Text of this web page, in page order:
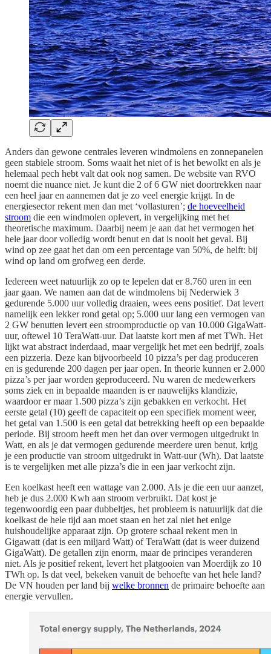
Anders dan gewone centrales leveren windmolens en zonnepanelen
geen stabiele stroom. Soms waait het niet of is het bewolkt en als je
helemaal pech hebt valt dat ook nog samen. De website van RVO
noemt die nuance niet. Je kunt die 2 of 6 GW niet doortrekken naar
een heel jaar en aannemen dat je zo veel energie krijgt. In de
energiesector rekent men dan met ‘vollasturen’; de hoeveelheid
stroom die een windmolen oplevert, in vergelijking met het
theoretische maximum. Daarbij neem je aan dat het vermogen het
hele jaar door volledig wordt benut en dat is nooit het geval. Bij
wind op zee gaat het dan om een percentage van 50%, de helft: bij
wind op land om grofweg een derde.
Iedereen weet natuurlijk zo op te lepelen dat er 8.760 uren in een
jaar gaan. We namen aan dat de windmolens bij Nederwiek 3
gedurende 5.000 uur volledig draaien, wees eens positief. Dat levert
namelijk een lekker rond getal op; 5.000 uur lang een vermogen van
2 GW benutten levert een stroomproductie op van 10.000 GigaWatt-
uur, oftewel 10 TeraWatt-uur. Dat laatste kort men af met TWh. Het
lijkt wat abstract inderdaad, maar vergelijk het met een bedrijf, zoals
een pizzeria. Deze kan bijvoorbeeld 10 pizza’s per dag produceren
en is gedurende 200 dagen per jaar open. In theorie kunnen er 2.000
pizza’s per jaar worden geproduceerd. Nu waren de medewerkers
soms ziek en in bepaalde maanden is er nauwelijks klandizie,
waardoor er maar 1.500 pizza’s zijn gebakken en verkocht. Het
eerste getal (10) geeft de capaciteit op een specifiek moment weer,
het getal van 1.500 is een getal dat betrekking heeft op een bepaalde
periode. Bij stroom heeft men het dan over vermogen uitgedrukt in
Watt, en als je dat vermogen gedurende meerdere uren benut, krijg
je een productie van stroom uitgedrukt in Watt-uur (Wh). Dat laatste
is te vergelijken met alle pizza’s die in een jaar verkocht zijn.
Een koelkast heeft een wattage van 2.000. Als je die een uur aanzet,
heb je dus 2.000 Kwh aan stroom verbruikt. Dat kost je
tegenwoordig een paar dubbeltjes, het probleem is natuurlijk dat die
koelkast de hele tijd aan moet staan en het zal niet het enige
huishoudelijke apparaat zijn. Op grotere schaal rekent men in
Gigawatt (dat is een miljard Watt) of TeraWatt (dat is weer duizend
GigaWatt). De getallen zijn enorm, maar de principes veranderen
niet. Als je positief rekent, levert het platgooien van Moerdijk zo 10
TWh op. Is dat veel, bekeken vanuit de behoefte van het hele land?
De VN houden per land bij welke bronnen de primaire behoefte aan
energie vervullen.